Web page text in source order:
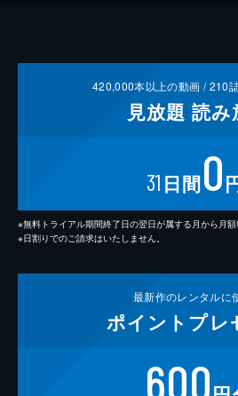
420,000本以上の動画 /210
見放題 読み
31 日間0
※無料トライアル期間終了日の翌日が属する月から月額
※日割りでのご請求はいたしません。
最新作のレンタルに
ポイント プレ
600